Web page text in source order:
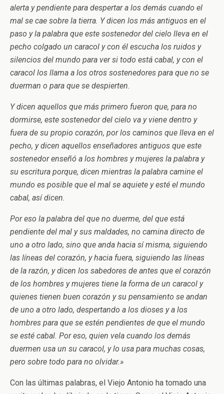
alerta y pendiente para despertar a los demás cuando el
mal se cae sobre la tierra. Y dicen los más antiguos en el
paso y la palabra que este sostenedor del cielo lleva en el
pecho colgado un caracol y con él escucha los ruidos y
silencios del mundo para ver si todo está cabal, y con el
caracol los llama a los otros sostenedores para que no se
duerman o para que se despierten.
Y dicen aquellos que más primero fueron que, para no
dormirse, este sostenedor del cielo va y viene dentro y
fuera de su propio corazón, por los caminos que lleva en el
pecho, y dicen aquellos enseñadores antiguos que este
sostenedor enseñó a los hombres y mujeres la palabra y
su escritura porque, dicen mientras la palabra camine el
mundo es posible que el mal se aquiete y esté el mundo
cabal, así dicen.
Por eso la palabra del que no duerme, del que está
pendiente del mal y sus maldades, no camina directo de
uno a otro lado, sino que anda hacia sí misma, siguiendo
las líneas del corazón, y hacia fuera, siguiendo las líneas
de la razón, y dicen los sabedores de antes que el corazón
de los hombres y mujeres tiene la forma de un caracol y
quienes tienen buen corazón y su pensamiento se andan
de uno a otro lado, despertando a los dioses y a los
hombres para que se estén pendientes de que el mundo
se esté cabal. Por eso, quien vela cuando los demás
duermen usa un su caracol, y lo usa para muchas cosas,
pero sobre todo para no olvidar.»
Con las últimas palabras, el Viejo Antonio ha tomado una